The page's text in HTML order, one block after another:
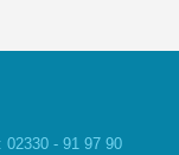
02330 - 91 97 90